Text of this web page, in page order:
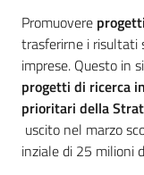
Promuovere
trasferirne i risultati
imprese. Questo in
progetti di ricerca
prioritari della
uscito nel marzo
inziale di 25 milioni